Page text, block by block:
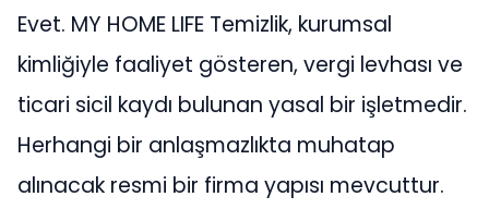
Evet. MY HOME LIFE Temizlik, kurumsal
kimliğiyle faaliyet gösteren, vergi levhası ve
ticari sicil kaydı bulunan yasal bir işletmedir.
Herhangi bir anlaşmazlıkta muhatap
alınacak resmi bir firma yapısı mevcuttur.